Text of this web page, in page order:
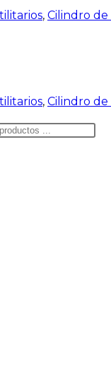
, Cilindro
, Cilindro